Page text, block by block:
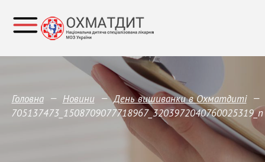
Головна — Новини — День вишиванки в Охматдиті —
705137473_1508709077718967_3203972040760025319_n